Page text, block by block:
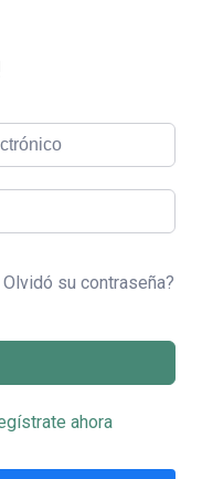
Olvidó su contraseña?
ahora